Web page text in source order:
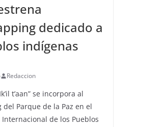
dedicado a
indígenas
Redaccion
t’aan” se incorpora al
Parque de la Paz en el
de los Pueblos